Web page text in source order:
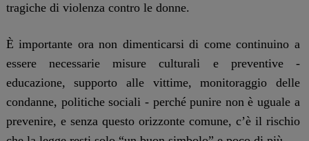
tragiche di violenza contro le donne.
È importante ora non dimenticarsi di come continuino a
essere necessarie misure culturali e preventive -
educazione, supporto alle vittime, monitoraggio delle
condanne, politiche sociali - perché punire non è uguale a
prevenire, e senza questo orizzonte comune, c’è il rischio